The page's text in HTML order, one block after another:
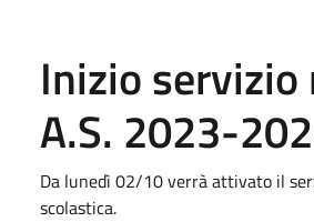
Inizio servizio
A.S. 2023-
Da lunedì 02/10 verrà attivato il
scolastica.